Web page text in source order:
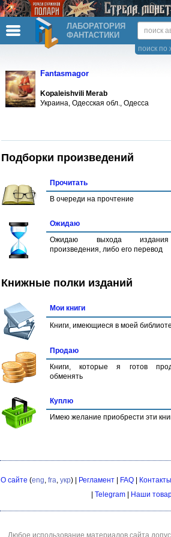
ЛАБОРАТОРИЯ
ФАНТАСТИКИ
поиск по
Fantasmagor
Kopaleishvili Merab
Украина, Одесская обл., Одесса
Подборки произведений
Прочитать
В очереди на прочтение
Ожидаю
Ожидаю выхода
произведения, либо его перевод
Книжные полки изданий
Мои книги
Книги, имеющиеся в моей
Продаю
Книги, которые я готов
обменять
Куплю
Имею желание приобрести эти
О сайте (eng, fra, укр) | Регламент| FAQ| Контакты
Telegram Наши
Любое использование материалов сайта